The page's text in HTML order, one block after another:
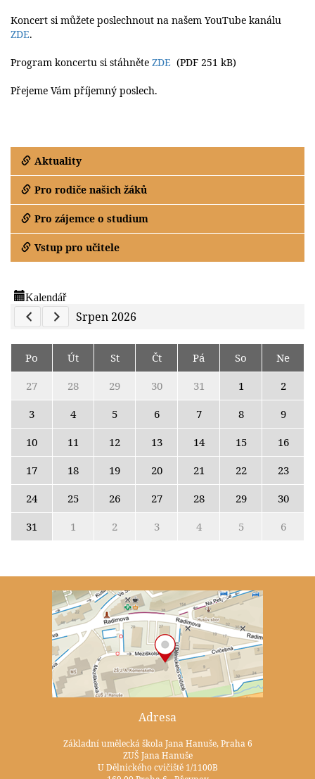
Aktuality
Pro rodiče našich žáků
Pro zájemce o studium
Vstup pro učitele
Kalendář
Previous Calendar
Next Calendar
Srpen 2026
Po Út St Čt Pá So
Ne
27
28 29 30 31 1
2
3
4 5 6 7 8
9
10
11 12 13 14 15
16
17
18 19 20 21 22
23
24
25 26 27 28 29
30
31
1 2 3 4 5 6
Koncert si můžete poslechnout na našem YouTube kanálu
ZDE.
Program koncertu si stáhněte ZDE (PDF 251 kB)
Přejeme Vám příjemný poslech.
Adresa
Základní umělecká škola Jana Hanuše, Praha 6
ZUŠ Jana Hanuše
U Dělnického cvičiště 1/1100B